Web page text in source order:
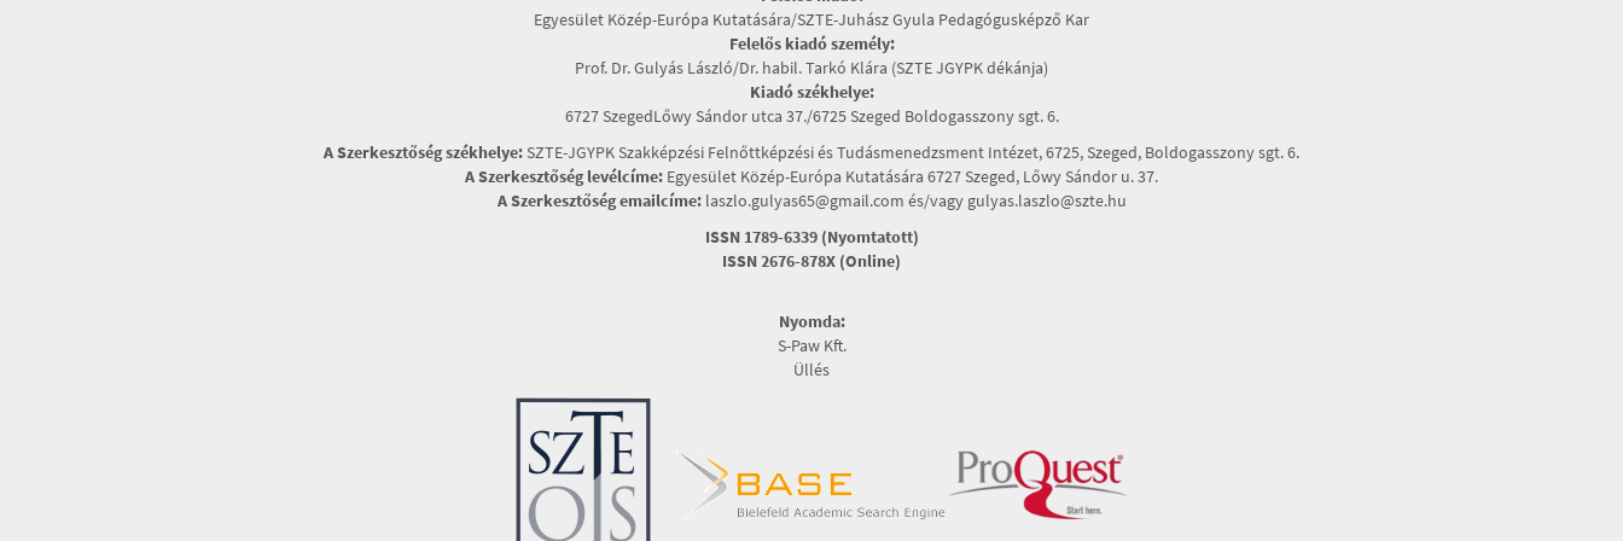
Egyesület Közép-Európa Kutatására/SZTE-Juhász Gyula Pedagógusképző Kar
Felelős kiadó személy:
Prof. Dr. Gulyás László/Dr. habil. Tarkó Klára (SZTE JGYPK dékánja)
Kiadó székhelye:
6727 SzegedLőwy Sándor utca 37./6725 Szeged Boldogasszony sgt. 6.
A Szerkesztőség székhelye:SZTE-JGYPK Szakképzési Felnőttképzési és Tudásmenedzsment Intézet, 6725, Szeged, Boldogasszony sgt. 6.
A Szerkesztőség levélcíme: Egyesület Közép-Európa Kutatására 6727 Szeged, Lőwy Sándor u. 37.
A Szerkesztőség emailcíme:laszlo.gulyas65@gmail.com és/vagy gulyas.laszlo@szte.hu
ISSN 1789-6339 (Nyomtatott)
ISSN 2676-878X (Online)
Nyomda:
S-Paw Kft.
Üllés